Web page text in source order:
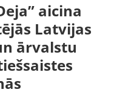
aicina
Latvijas
ārvalstu